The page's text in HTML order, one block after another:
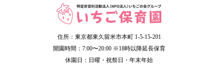
住所：東京都東久留米市本町 1-5-15-201
開園時間：7:00〜20:00 ※18時以降延長保育
休園日：日曜・祝祭日・年末年始